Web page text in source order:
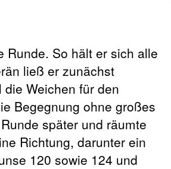
Runde. So hält er sich alle
ließ er zunächst
Weichen für den
Begegnung ohne großes
später und räumte
Richtung, darunter ein
120 sowie 124 und